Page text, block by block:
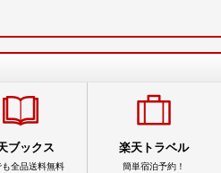
ブックス
も全品送料無料
楽天トラベル
簡単宿泊予約！